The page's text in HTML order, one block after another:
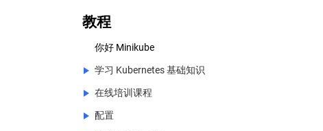
cluster that runs "Hello World"
想要修改 Kubernetes 的核心源代码？
在 GitHub 上查看
教程
你好 Minikube
学习 Kubernetes 基础知识
学习 Kubernetes 基础知识
创建集群
在线培训课程
在线培训课程
配置